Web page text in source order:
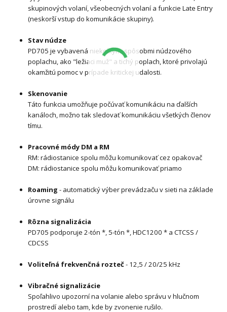
skupinových volaní, všeobecných volaní a funkcie Late Entry
(neskorší vstup do komunikácie skupiny).
Stav núdze
PD705 je vybavená niekoľkými spôsobmi núdzového
poplachu, ako "ležiaci muž" a tichý poplach, ktoré privolajú
okamžitú pomoc v prípade kritickej udalosti.
Skenovanie
Táto funkcia umožňuje počúvať komunikáciu na ďalších
kanáloch, možno tak sledovať komunikáciu všetkých členov
tímu.
Pracovné módy DM a RM
RM: rádiostanice spolu môžu komunikovať cez opakovač
DM: rádiostanice spolu môžu komunikovať priamo
Roaming - automatický výber prevádzaču v sieti na základe
úrovne signálu
Rôzna signalizácia
PD705 podporuje 2-tón *, 5-tón *, HDC1200 * a CTCSS /
CDCSS
Voliteľná frekvenčná rozteč- 12,5 / 20/25 kHz
Vibračné signalizácie
Spoľahlivo upozorní na volanie alebo správu v hlučnom
prostredí alebo tam, kde by zvonenie rušilo.